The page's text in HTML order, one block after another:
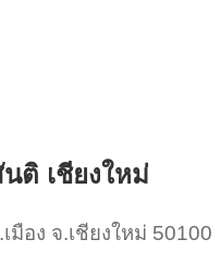
ติ เชียงใหม่
มือง จ.เชียงใหม่ 50100